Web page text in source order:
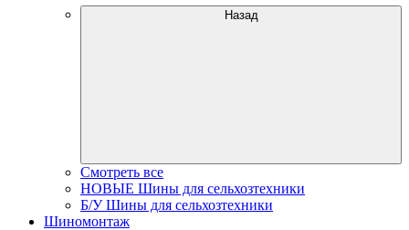
Назад
Смотреть все
НОВЫЕ Шины для сельхозтехники
Б/У Шины для сельхозтехники
Шиномонтаж